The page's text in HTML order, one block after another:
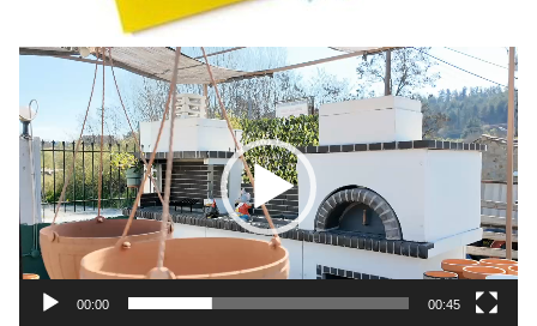
Πρόγραμμα
Αναπαραγωγής
Βίντεο
00:00 00:45